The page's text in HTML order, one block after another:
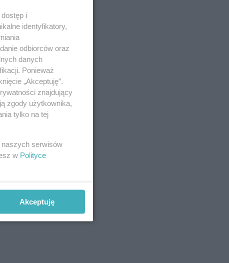
i
identyfikatory,
odbiorców oraz
danych
Ponieważ
„Akceptuję”.
znajdujący
zgody użytkownika,
tylko na tej
naszych serwisów
w Polityce
Akceptuję